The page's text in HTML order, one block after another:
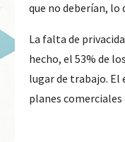
que no deberían,
La falta de
hecho, el 53% de
lugar de trabajo. El
planes